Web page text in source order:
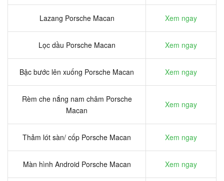
Lazang Porsche Macan Xem ngay
Lọc dầu Porsche Macan Xem ngay
Bậc bước lên xuống Porsche Macan Xem ngay
Rèm che nắng nam châm Porsche
Macan
Xem ngay
Thảm lót sàn/ cốp Porsche Macan Xem ngay
Màn hình Android Porsche Macan Xem ngay